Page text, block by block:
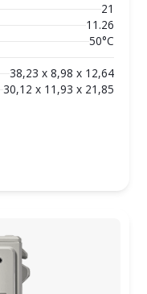
21
11.26
50°C
38,23 x 8,98 x 12,64
30,12 x 11,93 x 21,85